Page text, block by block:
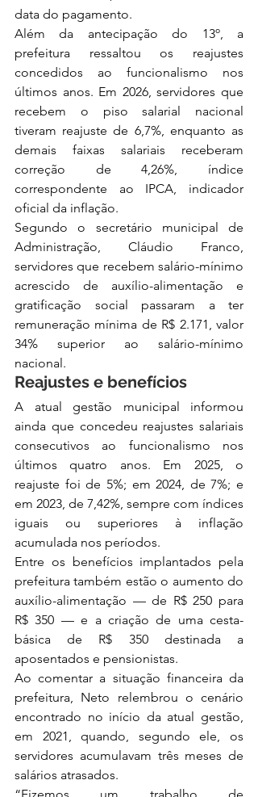
data do pagamento.
Além da antecipação do 13º, a
prefeitura ressaltou os reajustes
concedidos ao funcionalismo nos
últimos anos. Em 2026, servidores que
recebem o piso salarial nacional
tiveram reajuste de 6,7%, enquanto as
demais faixas salariais receberam
correção de 4,26%, índice
correspondente ao IPCA, indicador
oficial da inflação.
Segundo o secretário municipal de
Administração, Cláudio Franco,
servidores que recebem salário-mínimo
acrescido de auxílio-alimentação e
gratificação social passaram a ter
remuneração mínima de R$ 2.171, valor
34% superior ao salário-mínimo
nacional.
Reajustes e benefícios
A atual gestão municipal informou
ainda que concedeu reajustes salariais
consecutivos ao funcionalismo nos
últimos quatro anos. Em 2025, o
reajuste foi de 5%; em 2024, de 7%; e
em 2023, de 7,42%, sempre com índices
iguais ou superiores à inflação
acumulada nos períodos.
Entre os benefícios implantados pela
prefeitura também estão o aumento do
auxílio-alimentação — de R$ 250 para
R$ 350 — e a criação de uma cesta-
básica de R$ 350 destinada a
aposentados e pensionistas.
Ao comentar a situação financeira da
prefeitura, Neto relembrou o cenário
encontrado no início da atual gestão,
em 2021, quando, segundo ele, os
servidores acumulavam três meses de
salários atrasados.